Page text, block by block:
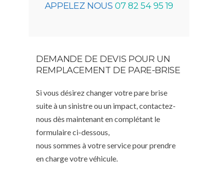
APPELEZ NOUS07 82 54 95 19
DEMANDE DE DEVIS POUR UN
REMPLACEMENT DE PARE-BRISE
Si vous désirez changer votre pare brise
suite à un sinistre ou un impact, contactez-
nous dès maintenant en complétant le
formulaire ci-dessous,
nous sommes à votre service pour prendre
en charge votre véhicule.